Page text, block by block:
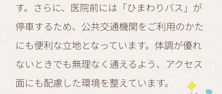
す。さらに、医院前には「ひまわりバス」が
停車するため、公共交通機関をご利用のかた
にも便利な立地となっています。体調が優れ
ないときでも無理なく通えるよう、アクセス
面にも配慮した環境を整えています。